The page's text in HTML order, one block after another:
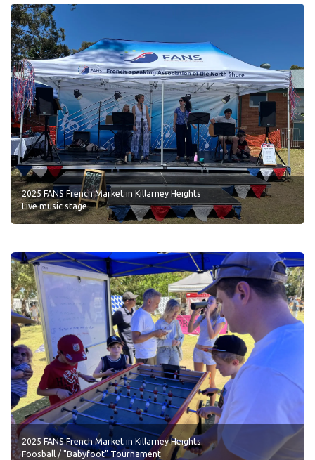
2025 FANS French Market in Killarney Heights
Live music stage
2025 FANS French Market in Killarney Heights
Foosball / "Babyfoot" Tournament